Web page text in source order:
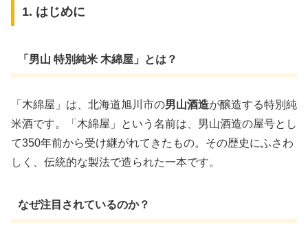
1. はじめに
「男山 特別純米 木綿屋」とは？
「木綿屋」は、北海道旭川市の男山酒造が醸造する特別純
米酒です。「木綿屋」という名前は、男山酒造の屋号とし
て350年前から受け継がれてきたもの。その歴史にふさわ
しく、伝統的な製法で造られた一本です。
なぜ注目されているのか？